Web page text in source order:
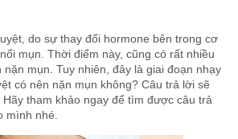
do sự thay đổi hormone bên trong cơ
mụn. Thời điểm này, cũng có rất nhiều
nặn mụn. Tuy nhiên, đây là giai đoạn nhạy
có nên nặn mụn không? Câu trả lời sẽ
tham khảo ngay để tìm được câu trả
mình nhé.